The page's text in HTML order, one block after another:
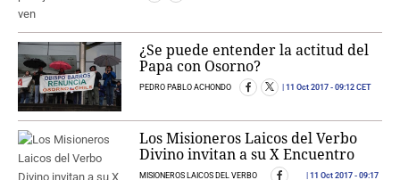
¿Se puede entender la actitud del
Papa con Osorno?
PEDRO PABLO ACHONDO 11 Oct 2017 - 09:12 CET
Los Misioneros Laicos del Verbo
Divino invitan a su X Encuentro
MISIONEROS LAICOS DEL VERBO 11 Oct 2017- 09:17